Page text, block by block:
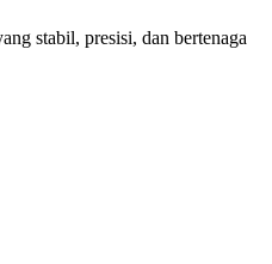
stabil, presisi, dan bertenaga